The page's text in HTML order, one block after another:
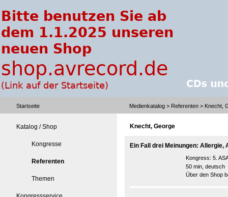
Startseite Medienkatalog > Referenten > Knecht,
Katalog / Shop
Kongresse
Referenten
Themen
Knecht, George
Ein Fall drei Meinungen: Allergie,
Kongress: 5.
50 min, deutsch
Über den Shop